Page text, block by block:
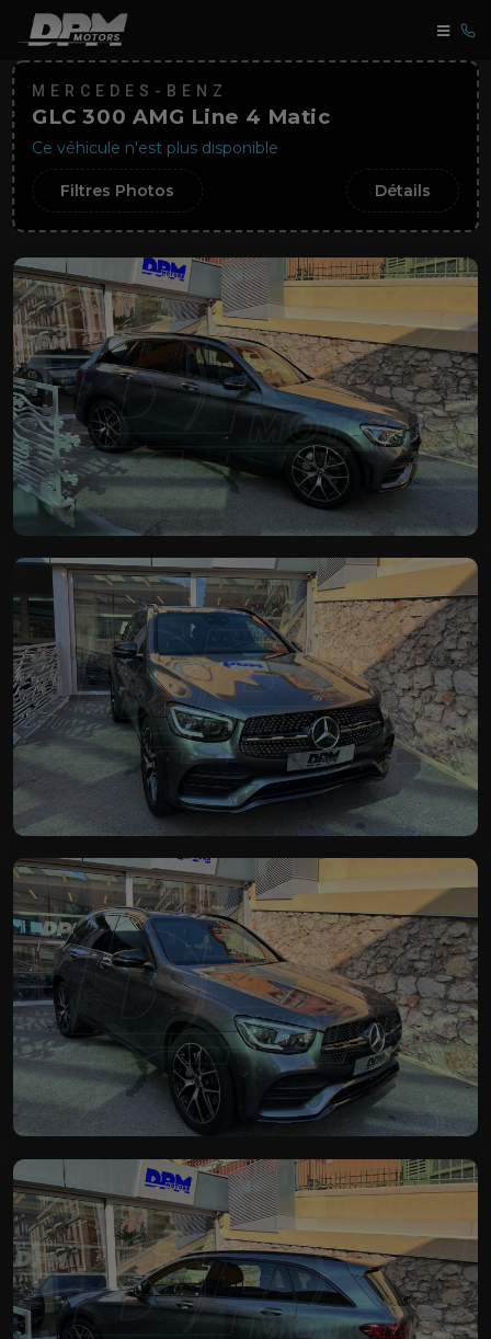
MERCEDES-BENZ
GLC 300 AMG Line 4 Matic
Ce véhicule n'est plus disponible
Filtres Photos Détails